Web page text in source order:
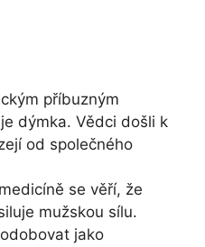
příbuzným
dýmka. Vědci došli k
od společného
se věří, že
mužskou sílu.
jako